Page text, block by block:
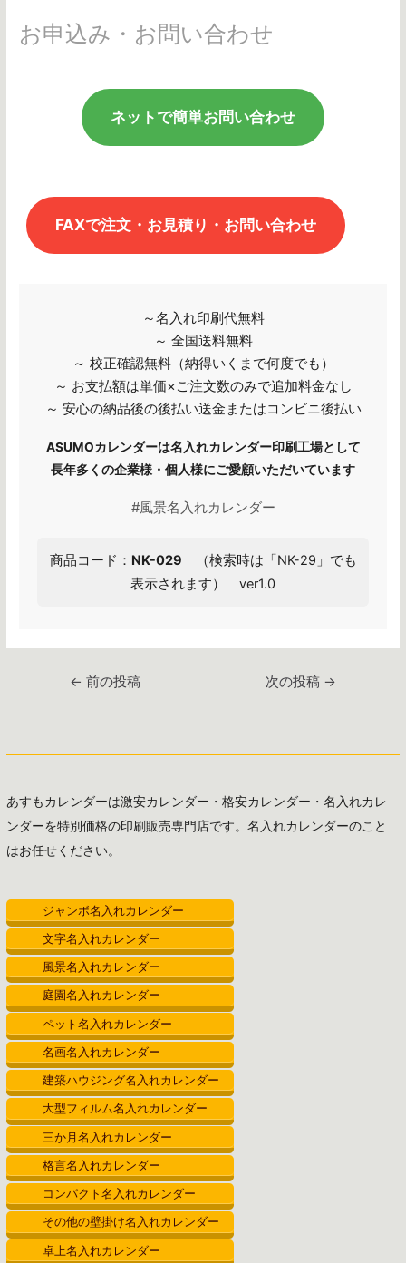
あすもカレンダーは激安カレンダー・格安カレンダー・名入れカレ
ンダーを特別価格の印刷販売専門店です。名入れカレンダーのこと
はお任せください。
ジャンボ名入れカレンダー
文字名入れカレンダー
風景名入れカレンダー
庭園名入れカレンダー
ペット名入れカレンダー
名画名入れカレンダー
建築ハウジング名入れカレンダー
大型フィルム名入れカレンダー
三か月名入れカレンダー
格言名入れカレンダー
コンパクト名入れカレンダー
その他の壁掛け名入れカレンダー
卓上名入れカレンダー
お申込み・お問い合わせ
ネットで簡単お問い合わせ
FAXで注文・お見積り・お問い合わせ
～名入れ印刷代無料
～ 全国送料無料
～ 校正確認無料（納得いくまで何度でも）
～ お支払額は単価×ご注文数のみで追加料金なし
～ 安心の納品後の後払い送金またはコンビニ後払い
ASUMOカレンダーは名入れカレンダー印刷工場として
長年多くの企業様・個人様にご愛顧いただいています
#風景名入れカレンダー
商品コード： NK-029 （検索時は「NK-29」でも
表示されます） ver1.0
シ
ョ
ン
← 前の投稿 次の投稿 →